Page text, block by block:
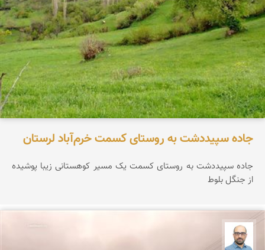
جاده سپیددشت به روستای کسمت خرم‌آباد لرستان
جاده سپیددشت به روستای کسمت یک مسیر کوهستانی زیبا پوشیده
از جنگل بلوط